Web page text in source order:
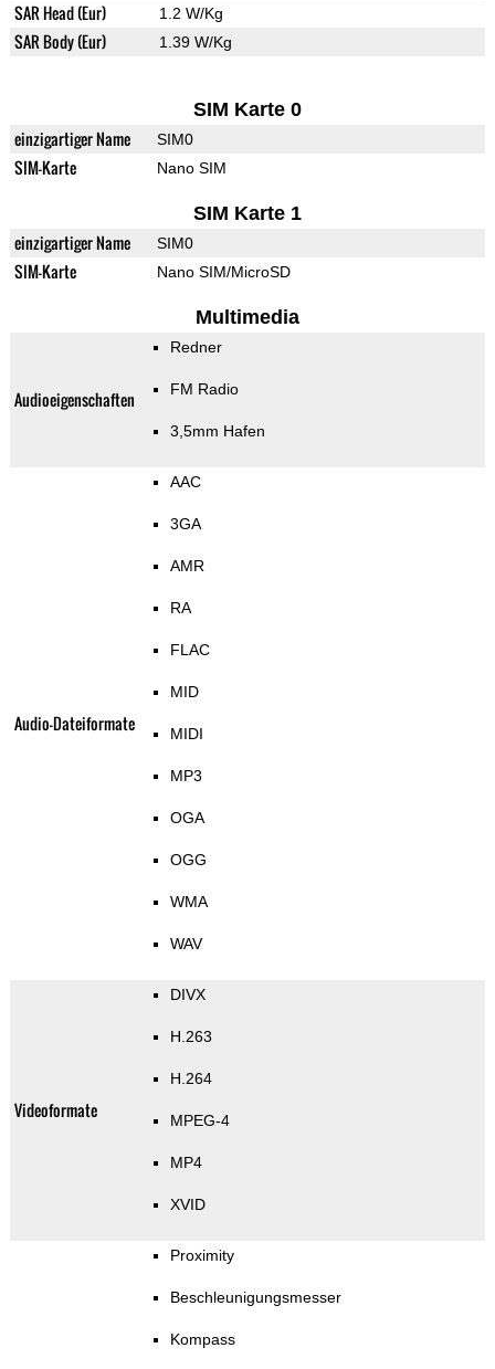
SAR Head (Eur) 1.2 W/Kg
SAR Body (Eur) 1.39 W/Kg
SIM Karte 0
einzigartiger Name SIM0
SIM-Karte Nano SIM
SIM Karte 1
einzigartiger Name SIM0
SIM-Karte Nano SIM/MicroSD
Multimedia
Audioeigenschaften
Redner
FM Radio
3,5mm Hafen
Audio-Dateiformate
AAC
3GA
AMR
RA
FLAC
MID
MIDI
MP3
OGA
OGG
WMA
WAV
Videoformate
DIVX
H.263
H.264
MPEG-4
MP4
XVID
Proximity
Beschleunigungsmesser
Kompass